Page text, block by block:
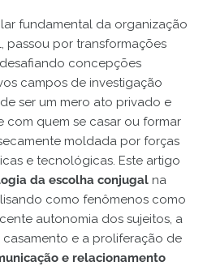
fundamental da organização
passou por transformações
concepções
campos de investigação
ser um mero ato privado e
com quem se casar ou formar
moldada por forças
e tecnológicas. Este artigo
da escolha conjugal na
como fenômenos como
autonomia dos sujeitos, a
e a proliferação de
e relacionamento